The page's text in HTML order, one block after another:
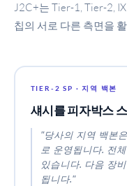
J2C+는 Tier-1, Tier-2,
칩의 서로 다른 측면을
TIER-2 SP · 지역 백본
섀시를 피자박스
"당사의 지역 백본
로 운영됩니다. 전
있습니다. 다음 장
됩니다."